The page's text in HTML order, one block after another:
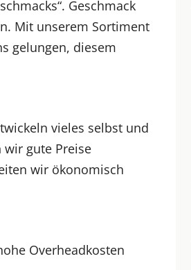
Geschmack
Mit unserem Sortiment
gelungen, diesem
vieles selbst und
gute Preise
wir ökonomisch
Overheadkosten